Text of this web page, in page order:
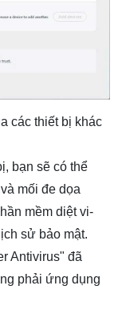
các thiết bị khác
bạn sẽ có thể
mối đe dọa
mềm diệt vi-
sử bảo mật.
Antivirus" đã
phải ứng dụng